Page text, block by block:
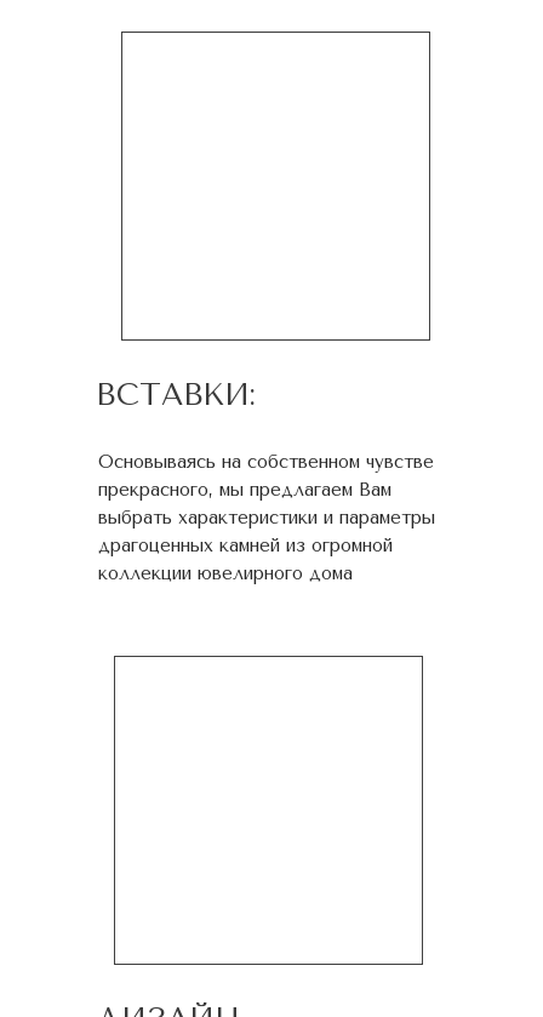
ВСТАВКИ:
Основываясь на собственном чувстве
прекрасного, мы предлагаем Вам
выбрать характеристики и параметры
драгоценных камней из огромной
коллекции ювелирного дома